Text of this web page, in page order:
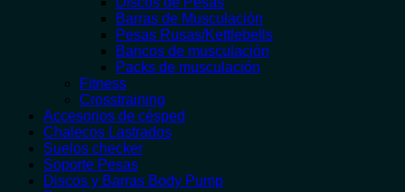
Barras de Musculación
Pesas Rusas/Kettlebells
Bancos de musculación
Packs de musculación
Fitness
Crosstraining
Accesorios de césped
Chalecos Lastrados
Suelos checker
Soporte Pesas
Discos y Barras Body Pump